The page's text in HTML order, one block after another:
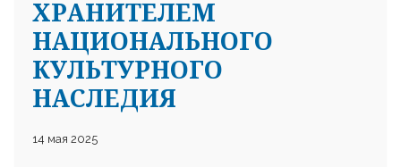
ХРАНИТЕЛЕМ
НАЦИОНАЛЬНОГО
КУЛЬТУРНОГО
НАСЛЕДИЯ
14 мая 2025